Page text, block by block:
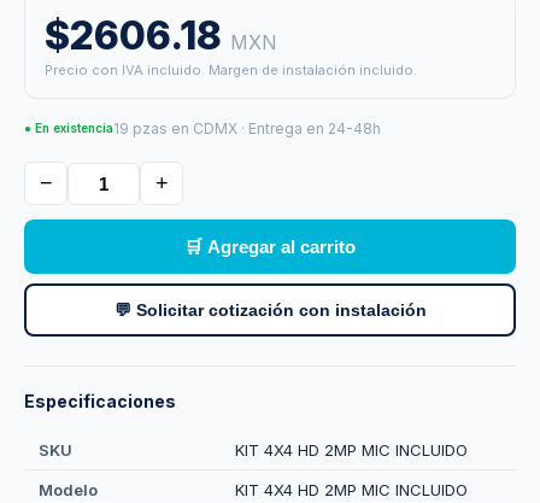
$2606.18 MXN
Precio con IVA incluido. Margen de instalación incluido.
● En existencia19 pzas en CDMX · Entrega en 24-48h
− +
🛒 Agregar al carrito
💬 Solicitar cotización con instalación
Especificaciones
SKU KIT 4X4 HD 2MP MIC INCLUIDO
Modelo KIT 4X4 HD 2MP MIC INCLUIDO